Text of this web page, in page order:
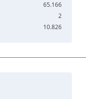
65.166
2
10.826